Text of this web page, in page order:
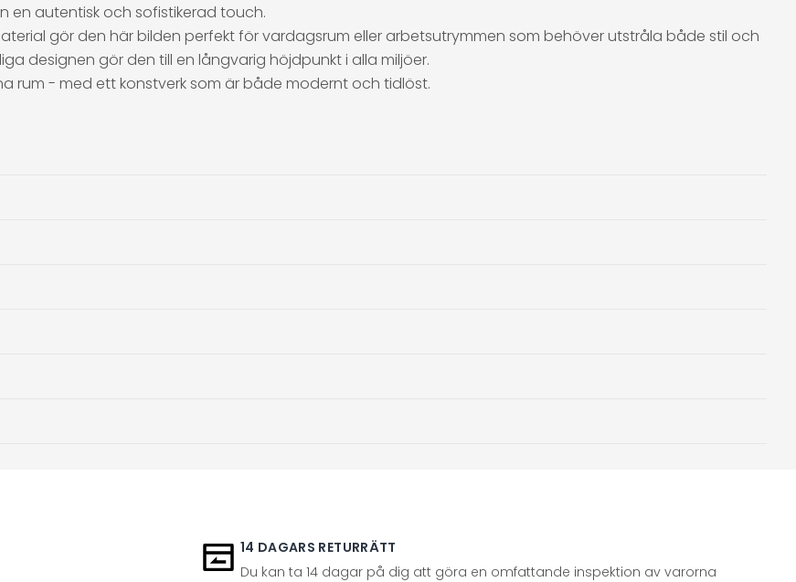
en autentisk och sofistikerad touch.
gör den här bilden perfekt för vardagsrum eller arbetsutrymmen som behöver utstråla både stil och
designen gör den till en långvarig höjdpunkt i alla miljöer.
rum - med ett konstverk som är både modernt och tidlöst.
14 DAGARS RETURRÄTT
Du kan ta 14 dagar på dig att göra en omfattande inspektion av varorna